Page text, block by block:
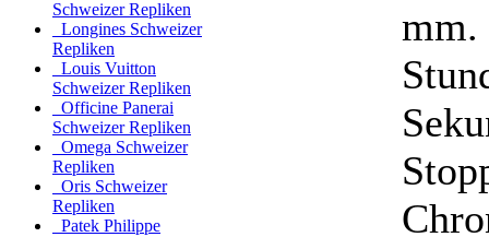
Schweizer Repliken
Longines Schweizer
Repliken
Louis Vuitton
Schweizer Repliken
Officine Panerai
Schweizer Repliken
Omega Schweizer
Repliken
Oris Schweizer
Repliken
Patek Philippe
mm.